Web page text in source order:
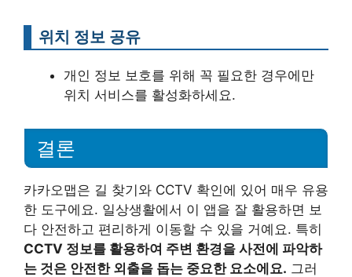
위치 정보 공유
개인 정보 보호를 위해 꼭 필요한 경우에만
위치 서비스를 활성화하세요.
결론
카카오맵은 길 찾기와 CCTV 확인에 있어 매우 유용
한 도구에요. 일상생활에서 이 앱을 잘 활용하면 보
다 안전하고 편리하게 이동할 수 있을 거예요. 특히
CCTV 정보를 활용하여 주변 환경을 사전에 파악하
는 것은 안전한 외출을 돕는 중요한 요소에요. 그러